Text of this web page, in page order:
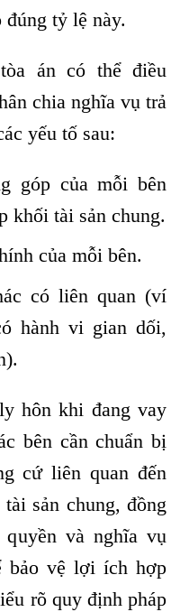
đúng tỷ lệ này.
án có thể điều
chia nghĩa vụ trả
yếu tố sau:
góp của mỗi bên
khối tài sản chung.
của mỗi bên.
có liên quan (ví
hành vi gian dối,
hôn khi đang vay
bên cần chuẩn bị
cứ liên quan đến
sản chung, đồng
và nghĩa vụ
bảo vệ lợi ích hợp
rõ quy định pháp